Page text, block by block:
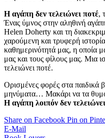
Η αγάπη δεν τελειώνει ποτέ,
Ένας ύμνος στην αληθινή
Helen Doherty και τη
χαρούμενη και τρυφερή
καθημερινότητά μας, η οποία
μας και τους φίλους μας. Μια
τελειώνει ποτέ.
Ορισμένες φορές στα παιδικά
μηνύματα… Μακάρι να τα
Η αγάπη λοιπόν δεν
Share on Facebook Pin on
E-Mail